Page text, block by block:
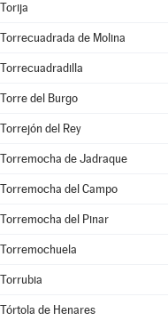
Torija
Torrecuadrada de Molina
Torrecuadradilla
Torre del Burgo
Torrejón del Rey
Torremocha de Jadraque
Torremocha del Campo
Torremocha del Pinar
Torremochuela
Torrubia
Tórtola de Henares